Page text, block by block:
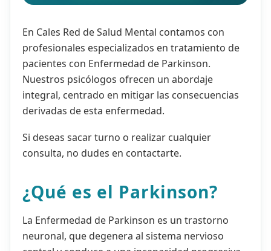
En Cales Red de Salud Mental contamos con
profesionales especializados en tratamiento de
pacientes con Enfermedad de Parkinson.
Nuestros psicólogos ofrecen un abordaje
integral, centrado en mitigar las consecuencias
derivadas de esta enfermedad.
Si deseas sacar turno o realizar cualquier
consulta, no dudes en contactarte.
¿Qué es el Parkinson?
La Enfermedad de Parkinson es un trastorno
neuronal, que degenera al sistema nervioso